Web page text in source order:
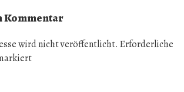
Kommentar
wird nicht veröffentlicht. Erforderliche